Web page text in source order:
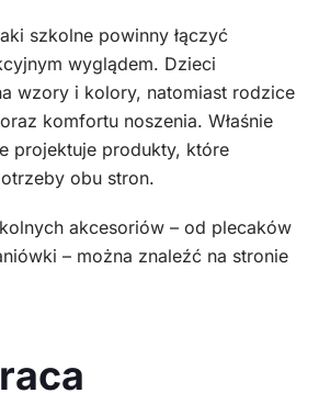
szkolne powinny łączyć
wyglądem. Dzieci
wzory i kolory, natomiast rodzice
komfortu noszenia. Właśnie
projektuje produkty, które
obu stron.
akcesoriów – od plecaków
– można znaleźć na stronie